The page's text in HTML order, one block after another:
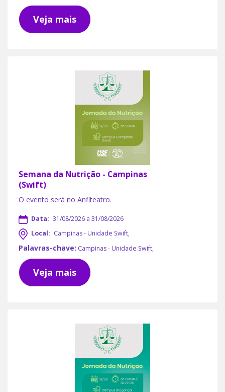
Veja mais
Semana da Nutrição - Campinas
(Swift)
O evento será no Anfiteatro.
Data: 31/08/2026 a 31/08/2026
Local: Campinas - Unidade Swift,
Palavras-chave: Campinas - Unidade Swift,
Veja mais